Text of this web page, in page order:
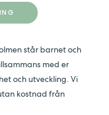
står barnet och
med er
och utveckling. Vi
kostnad från